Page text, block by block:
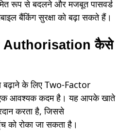
रूप से बदलने और मजबूत पासवर्ड
बैंकिंग सुरक्षा को बढ़ा सकते हैं।
Authorisation कैसे
बढ़ाने के लिए Two-Factor
आवश्यक कदम है। यह आपके खाते
करता है, जिससे
रोका जा सकता है।